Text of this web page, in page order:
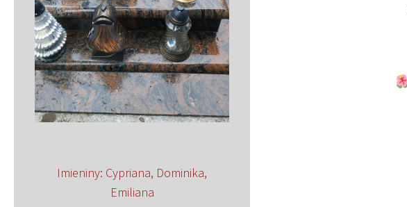
Imieniny: Cypriana, Dominika,
Emiliana